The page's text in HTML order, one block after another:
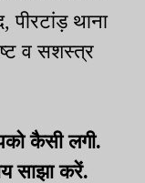
पीरटांड़ थाना
व सशस्त्र
कैसी लगी.
साझा करें.